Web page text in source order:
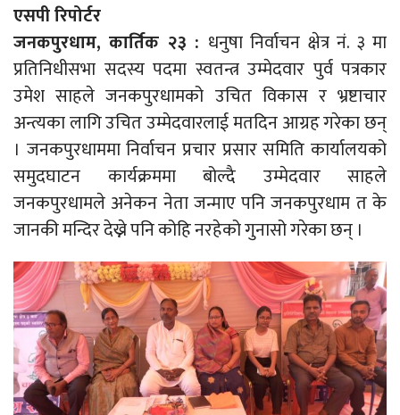
एसपी रिपोर्टर
जनकपुरधाम, कार्तिक २३ : धनुषा निर्वाचन क्षेत्र नं. ३ मा
प्रतिनिधीसभा सदस्य पदमा स्वतन्त्र उम्मेदवार पुर्व पत्रकार
उमेश साहले जनकपुरधामको उचित विकास र भ्रष्टाचार
अन्त्यका लागि उचित उम्मेदवारलाई मतदिन आग्रह गरेका छन्
। जनकपुरधाममा निर्वाचन प्रचार प्रसार समिति कार्यालयको
समुदघाटन कार्यक्रममा बोल्दै उम्मेदवार साहले
जनकपुरधामले अनेकन नेता जन्माए पनि जनकपुरधाम त के
जानकी मन्दिर देख्ने पनि कोहि नरहेको गुनासो गरेका छन् ।